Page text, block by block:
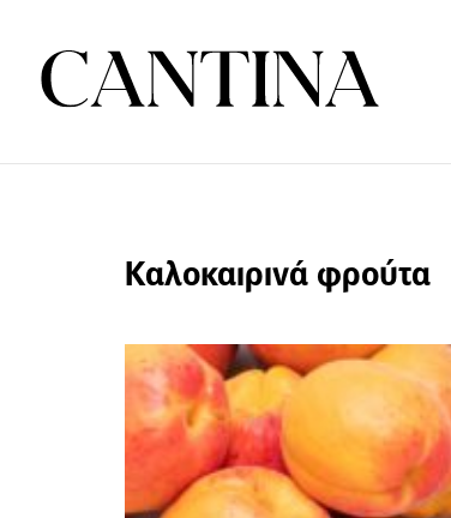
Καλοκαιρινά φρούτα